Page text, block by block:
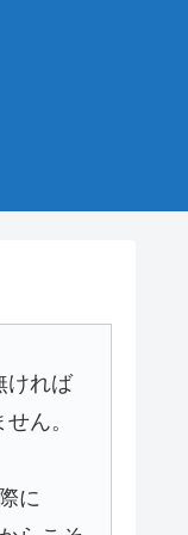
ければ
ん。
に